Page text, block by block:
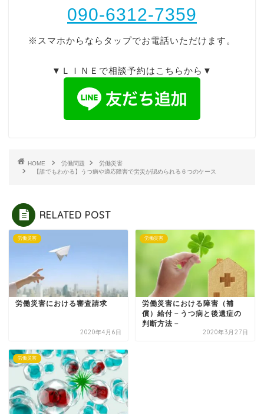
090-6312-7359
※スマホからならタップでお電話いただけます。
▼ＬＩＮＥで相談予約はこちらから▼
HOME 労働問題
労働災害
【誰でもわかる】うつ病や適応障害で労災が認められる６つのケース
RELATED POST
労働災害
労働災害における審査請求
2020年4月6日
労働災害
労働災害における障害（補
償）給付－うつ病と後遺症の
判断方法－
2020年3月27日
労働災害